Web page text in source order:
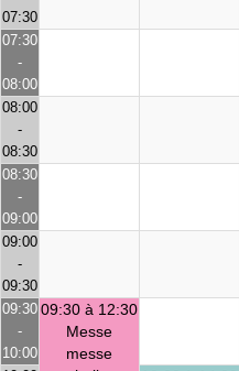
07:30
07:30
-
08:00
08:00
-
08:30
08:30
-
09:00
09:00
-
09:30
09:30
-
10:00
09:30 à 12:30
Messe
messe